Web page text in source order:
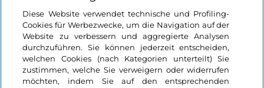
Login
Bleiben wir in Kontakt
Diese Website verwendet technische und Profiling-
Cookies für Werbezwecke, um die Navigation auf der
Website zu verbessern und aggregierte Analysen
durchzuführen. Sie können jederzeit entscheiden,
welchen Cookies (nach Kategorien unterteilt) Sie
zustimmen, welche Sie verweigern oder widerrufen
möchten, indem Sie auf den entsprechenden